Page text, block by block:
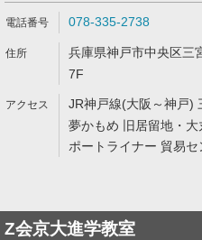
078-335-2738
兵庫県神戸市中央区三
7F
JR神戸線(大阪～神戸)
夢かもめ 旧居留地・
ポートライナー 貿易
Z会京大進学教室